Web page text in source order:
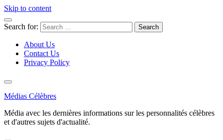
Skip to content
Search for:
About Us
Contact Us
Privacy Policy
Médias Célèbres
Média avec les dernières informations sur les personnalités célèbres
et d'autres sujets d'actualité.